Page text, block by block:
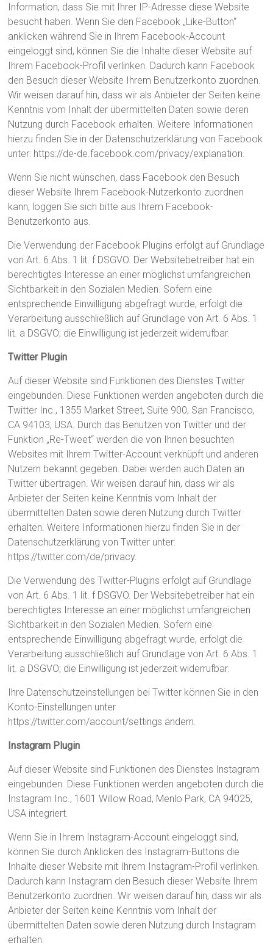
Information, dass Sie mit Ihrer IP-Adresse diese Website
besucht haben. Wenn Sie den Facebook „Like-Button“
anklicken während Sie in Ihrem Facebook-Account
eingeloggt sind, können Sie die Inhalte dieser Website auf
Ihrem Facebook-Profil verlinken. Dadurch kann Facebook
den Besuch dieser Website Ihrem Benutzerkonto zuordnen.
Wir weisen darauf hin, dass wir als Anbieter der Seiten keine
Kenntnis vom Inhalt der übermittelten Daten sowie deren
Nutzung durch Facebook erhalten. Weitere Informationen
hierzu finden Sie in der Datenschutzerklärung von Facebook
unter: https://de-de.facebook.com/privacy/explanation.
Wenn Sie nicht wünschen, dass Facebook den Besuch
dieser Website Ihrem Facebook-Nutzerkonto zuordnen
kann, loggen Sie sich bitte aus Ihrem Facebook-
Benutzerkonto aus.
Die Verwendung der Facebook Plugins erfolgt auf Grundlage
von Art. 6 Abs. 1 lit. f DSGVO. Der Websitebetreiber hat ein
berechtigtes Interesse an einer möglichst umfangreichen
Sichtbarkeit in den Sozialen Medien. Sofern eine
entsprechende Einwilligung abgefragt wurde, erfolgt die
Verarbeitung ausschließlich auf Grundlage von Art. 6 Abs. 1
lit. a DSGVO; die Einwilligung ist jederzeit widerrufbar.
Twitter Plugin
Auf dieser Website sind Funktionen des Dienstes Twitter
eingebunden. Diese Funktionen werden angeboten durch die
Twitter Inc., 1355 Market Street, Suite 900, San Francisco,
CA 94103, USA. Durch das Benutzen von Twitter und der
Funktion „Re-Tweet“ werden die von Ihnen besuchten
Websites mit Ihrem Twitter-Account verknüpft und anderen
Nutzern bekannt gegeben. Dabei werden auch Daten an
Twitter übertragen. Wir weisen darauf hin, dass wir als
Anbieter der Seiten keine Kenntnis vom Inhalt der
übermittelten Daten sowie deren Nutzung durch Twitter
erhalten. Weitere Informationen hierzu finden Sie in der
Datenschutzerklärung von Twitter unter:
https://twitter.com/de/privacy.
Die Verwendung des Twitter-Plugins erfolgt auf Grundlage
von Art. 6 Abs. 1 lit. f DSGVO. Der Websitebetreiber hat ein
berechtigtes Interesse an einer möglichst umfangreichen
Sichtbarkeit in den Sozialen Medien. Sofern eine
entsprechende Einwilligung abgefragt wurde, erfolgt die
Verarbeitung ausschließlich auf Grundlage von Art. 6 Abs. 1
lit. a DSGVO; die Einwilligung ist jederzeit widerrufbar.
Ihre Datenschutzeinstellungen bei Twitter können Sie in den
Konto-Einstellungen unter
https://twitter.com/account/settings ändern.
Instagram Plugin
Auf dieser Website sind Funktionen des Dienstes Instagram
eingebunden. Diese Funktionen werden angeboten durch die
Instagram Inc., 1601 Willow Road, Menlo Park, CA 94025,
USA integriert.
Wenn Sie in Ihrem Instagram-Account eingeloggt sind,
können Sie durch Anklicken des Instagram-Buttons die
Inhalte dieser Website mit Ihrem Instagram-Profil verlinken.
Dadurch kann Instagram den Besuch dieser Website Ihrem
Benutzerkonto zuordnen. Wir weisen darauf hin, dass wir als
Anbieter der Seiten keine Kenntnis vom Inhalt der
übermittelten Daten sowie deren Nutzung durch Instagram
erhalten.